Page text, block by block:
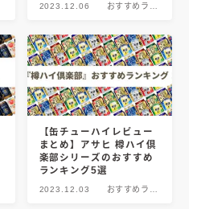
2023.12.06
おすすめラン
【缶チューハイレビュー
まとめ】アサヒ 樽ハイ倶
楽部シリーズのおすすめ
ランキング5選
2023.12.03
おすすめラン